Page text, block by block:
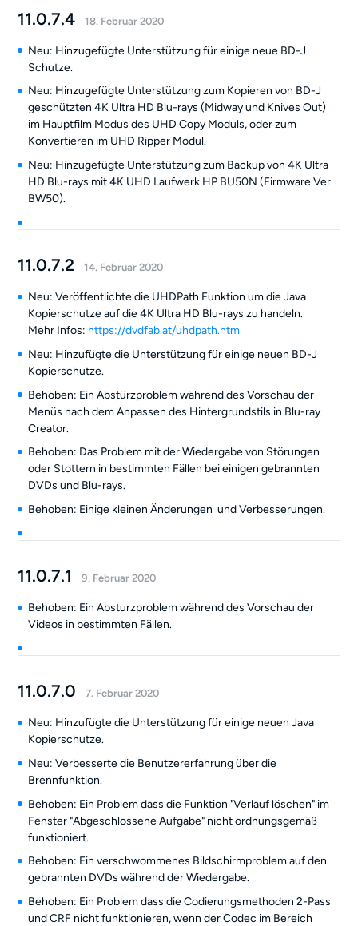
11.0.7.4 18. Februar 2020
Neu: Hinzugefügte Unterstützung für einige neue BD-J
Schutze.
Neu: Hinzugefügte Unterstützung zum Kopieren von BD-J
geschützten 4K Ultra HD Blu-rays (Midway und Knives Out)
im Hauptfilm Modus des UHD Copy Moduls, oder zum
Konvertieren im UHD Ripper Modul.
Neu: Hinzugefügte Unterstützung zum Backup von 4K Ultra
HD Blu-rays mit 4K UHD Laufwerk HP BU50N (Firmware Ver.
BW50).
11.0.7.2 14. Februar 2020
Neu: Veröffentlichte die UHDPath Funktion um die Java
Kopierschutze auf die 4K Ultra HD Blu-rays zu handeln.
Mehr Infos: https://dvdfab.at/uhdpath.htm
Neu: Hinzufügte die Unterstützung für einige neuen BD-J
Kopierschutze.
Behoben: Ein Abstürzproblem während des Vorschau der
Menüs nach dem Anpassen des Hintergrundstils in Blu-ray
Creator.
Behoben: Das Problem mit der Wiedergabe von Störungen
oder Stottern in bestimmten Fällen bei einigen gebrannten
DVDs und Blu-rays.
Behoben: Einige kleinen Änderungen und Verbesserungen.
11.0.7.1 9. Februar 2020
Behoben: Ein Absturzproblem während des Vorschau der
Videos in bestimmten Fällen.
11.0.7.0 7. Februar 2020
Neu: Hinzufügte die Unterstützung für einige neuen Java
Kopierschutze.
Neu: Verbesserte die Benutzererfahrung über die
Brennfunktion.
Behoben: Ein Problem dass die Funktion "Verlauf löschen" im
Fenster "Abgeschlossene Aufgabe" nicht ordnungsgemäß
funktioniert.
Behoben: Ein verschwommenes Bildschirmproblem auf den
gebrannten DVDs während der Wiedergabe.
Behoben: Ein Problem dass die Codierungsmethoden 2-Pass
und CRF nicht funktionieren, wenn der Codec im Bereich